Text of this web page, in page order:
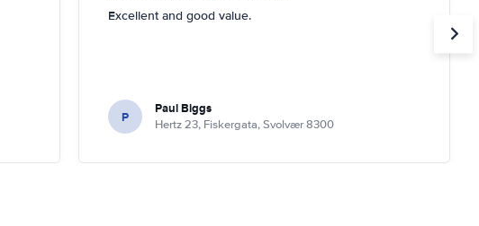
Excellent and good value.
P Paul Biggs
Hertz 23, Fiskergata, Svolvær 8300